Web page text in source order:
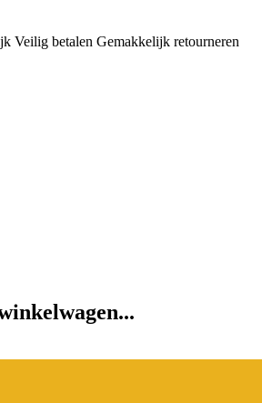
Veilig betalen Gemakkelijk retourneren